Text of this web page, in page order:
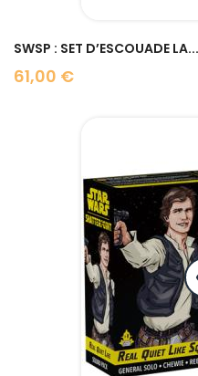
SWSP : SET D’ESCOUADE LA...
61,00 €
Prix